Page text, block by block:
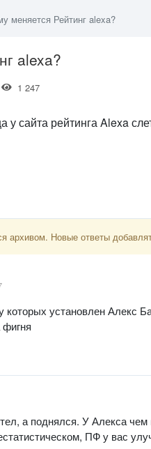
меняется Рейтинг alexa?
alexa?
1 247
у сайта рейтинга Alexa
архивом. Новые ответы
которых установлен Алекс
а поднялся. У Алекса
ПФ у вас